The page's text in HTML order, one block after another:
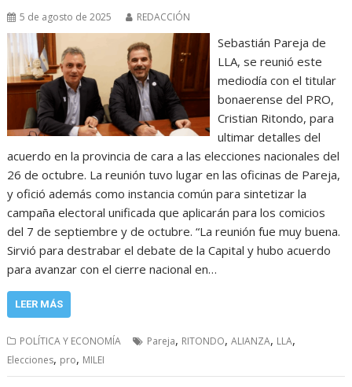
5 de agosto de 2025 REDACCIÓN
Sebastián Pareja de
LLA, se reunió este
mediodía con el titular
bonaerense del PRO,
Cristian Ritondo, para
ultimar detalles del
acuerdo en la provincia de cara a las elecciones nacionales del
26 de octubre. La reunión tuvo lugar en las oficinas de Pareja,
y ofició además como instancia común para sintetizar la
campaña electoral unificada que aplicarán para los comicios
del 7 de septiembre y de octubre. “La reunión fue muy buena.
Sirvió para destrabar el debate de la Capital y hubo acuerdo
para avanzar con el cierre nacional en…
LEER MÁS
POLÍTICA Y ECONOMÍA Pareja, RITONDO,ALIANZA, LLA,
Elecciones, pro, MILEI